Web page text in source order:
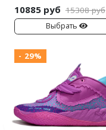
10885 руб 15308 руб
Выбрать
- 29%
Nike PG
Nike Kobe
Nike Uptempo
Nike Foamposite